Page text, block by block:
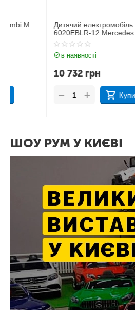
Дитячий електромобіль Bambi M
6020EBLR-12 Mercedes
в наявності
грн
Купити
ШОУ РУМ У КИЄВІ